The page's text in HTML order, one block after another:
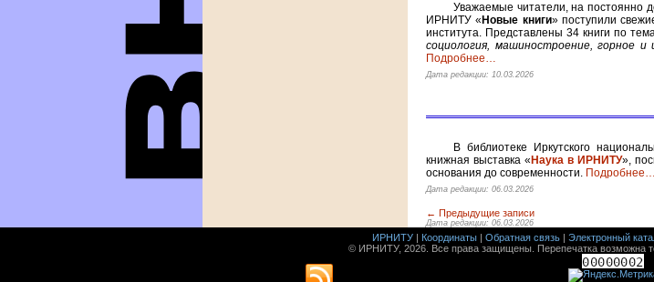
Уважаемые читатели, на постоянно
ИРНИТУ « Новые книги» поступили
института. Представлены 34 книги по
социология, машиностроение, горное
Подробнее…
Дата редакции: 10.03.2026
В библиотеке Иркутского
книжная выставка « Наука в ИРНИТУ»,
основания до современности. Подробнее…
Дата редакции: 06.03.2026
← Предыдущие записи
Дата редакции: 06.03.2026
ИРНИТУ | Координаты | Обратная связь | Электронный
© ИРНИТУ, 2026. Все права защищены. Перепечатка возможна